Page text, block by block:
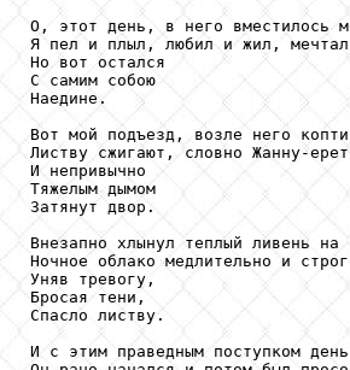
О, этот день, в него вместилось
Я пел и плыл, любил и жил,
Но вот остался
С самим собою
Наедине.
Вот мой подъезд, возле него
Листву сжигают, словно Жанну-
И непривычно
Тяжелым дымом
Затянут двор.
Внезапно хлынул теплый ливень на
Ночное облако медлительно и
Уняв тревогу,
Бросая тени,
Спасло листву.
И с этим праведным поступком